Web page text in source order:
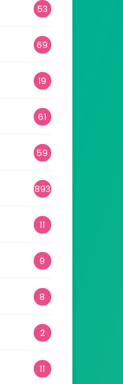
53
69
19
61
59
893
11
9
8
2
11